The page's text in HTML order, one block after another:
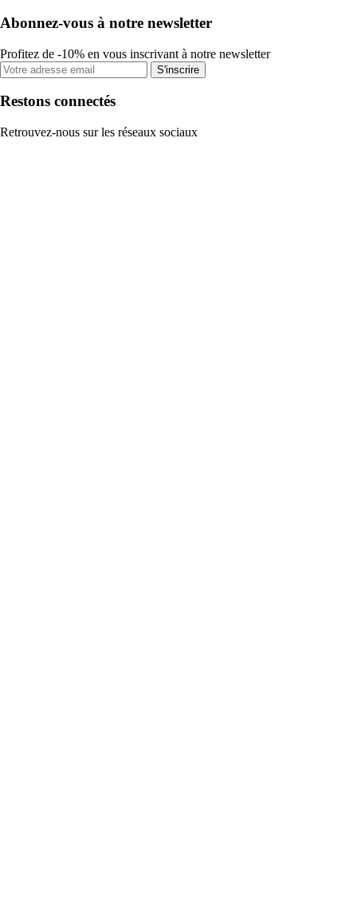
Abonnez-vous à notre newsletter
Profitez de -10% en vous inscrivant à notre newsletter
S'inscrire
Restons connectés
Retrouvez-nous sur les réseaux sociaux